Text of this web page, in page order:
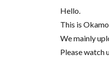
Hello.
This is
We mainly
Please watch